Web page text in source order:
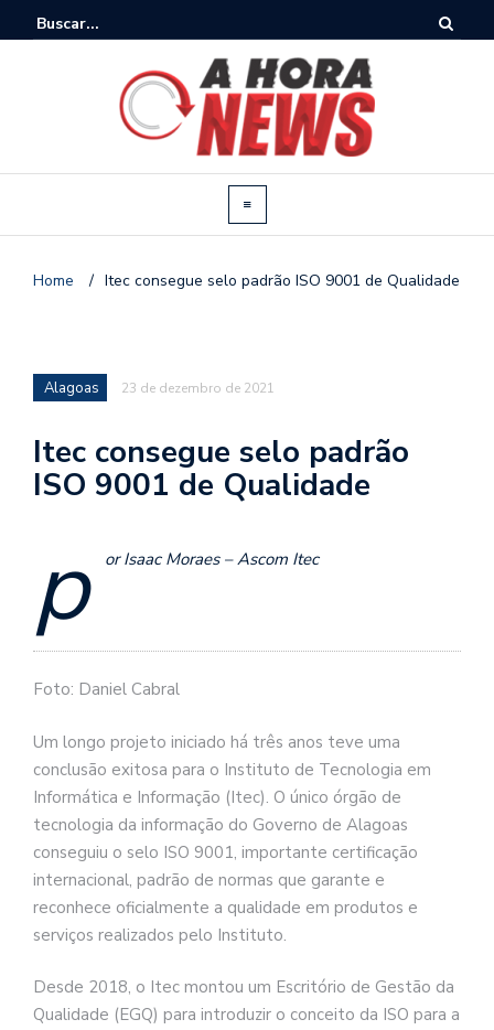
Home / Itec consegue selo padrão ISO 9001 de Qualidade
Alagoas 23 de dezembro de 2021
Itec consegue selo padrão
ISO 9001 de Qualidade
p or Isaac Moraes – Ascom Itec
Foto: Daniel Cabral
Um longo projeto iniciado há três anos teve uma
conclusão exitosa para o Instituto de Tecnologia em
Informática e Informação (Itec). O único órgão de
tecnologia da informação do Governo de Alagoas
conseguiu o selo ISO 9001, importante certificação
internacional, padrão de normas que garante e
reconhece oficialmente a qualidade em produtos e
serviços realizados pelo Instituto.
Desde 2018, o Itec montou um Escritório de Gestão da
Qualidade (EGQ) para introduzir o conceito da ISO para a